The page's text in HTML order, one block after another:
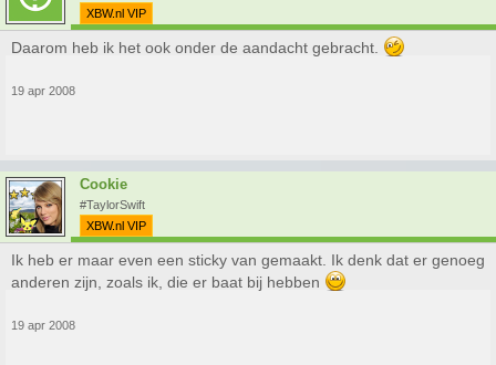
XBW.nl VIP
Daarom heb ik het ook onder de aandacht gebracht.
19 apr 2008
Cookie
#TaylorSwift
XBW.nl VIP
Ik heb er maar even een sticky van gemaakt. Ik denk dat er genoeg
anderen zijn, zoals ik, die er baat bij hebben
19 apr 2008